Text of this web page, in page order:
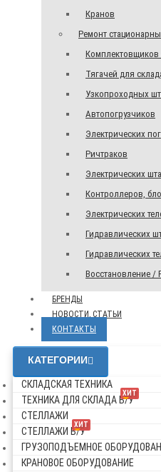
Кранов
Ремонт
Тягачей для
Узкопроходных
Автопогрузчиков
Электрических
Ричтраков
Электрических
Контроллеров,
Электрических
Гидравлических
Гидравлических
Восстановление /
БРЕНДЫ
НОВОСТИ, СТАТЬИ
КОНТАКТЫ
КАТЕГОРИИ
СКЛАДСКАЯ ТЕХНИКА
ХИТ
ТЕХНИКА ДЛЯ СКЛАДА Б/У
СТЕЛЛАЖИ
ХИТ
СТЕЛЛАЖИ Б/У
ГРУЗОПОДЪЕМНОЕ
КРАНОВОЕ ОБОРУДОВАНИЕ